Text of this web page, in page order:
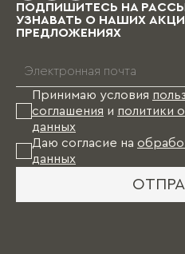
ПОДПИШИТЕСЬ НА
УЗНАВАТЬ О НАШИХ
ПРЕДЛОЖЕНИЯХ
Принимаю условия
соглашения и политики
данных
Даю согласие на
данных